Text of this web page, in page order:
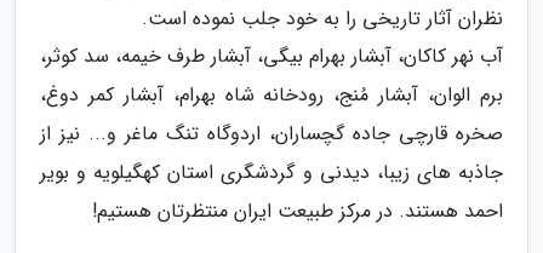
نظران آثار تاریخی را به خود جلب نموده است.
آب نهر کاکان، آبشار بهرام بیگی، آبشار طرف خیمه، سد کوثر،
برم الوان، آبشار مُنج، رودخانه شاه بهرام، آبشار کمر دوغ،
صخره قارچی جاده گچساران، اردوگاه تنگ ماغر و... نیز از
جاذبه های زیبا، دیدنی و گردشگری استان کهگیلویه و بویر
احمد هستند. در مرکز طبیعت ایران منتظرتان هستیم!